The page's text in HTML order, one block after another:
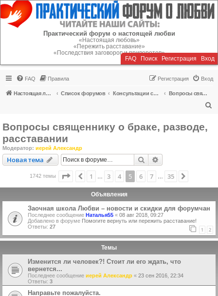
Регистрация
Практический форум о настоящей любви
«Настоящая любовь»
«Пережить расставание»
«Последствия заговоров и приворотов»
FAQ Поиск Регистрация Вход
FAQ Правила Вход
Регистрация
Настоящая любовь Список форумов Консультации специалистов
Вопросы священнику о браке, разводе, расставании
Вопросы священнику о браке, разводе,
расставании
Модератор: иерей Александр
Новая тема
Новаятема Поиск
1742 темы Страница из 35
Пред.
1 3 4 5 6 7 35
Объявления
Заочная школа Любви – новости и скидки для форумчан
Последнее сообщение Наталья55 « 08 авг 2018, 09:27
Добавлено в форуме Помогите вернуть или пережить расставание!
Ответы: 27 1 2
Темы
Изменится ли человек?! Стоит ли его ждать, что
вернется...
Последнее сообщение иерей Александр « 23 сен 2016, 22:34
Ответы: 3
Направьте пожалуйста.